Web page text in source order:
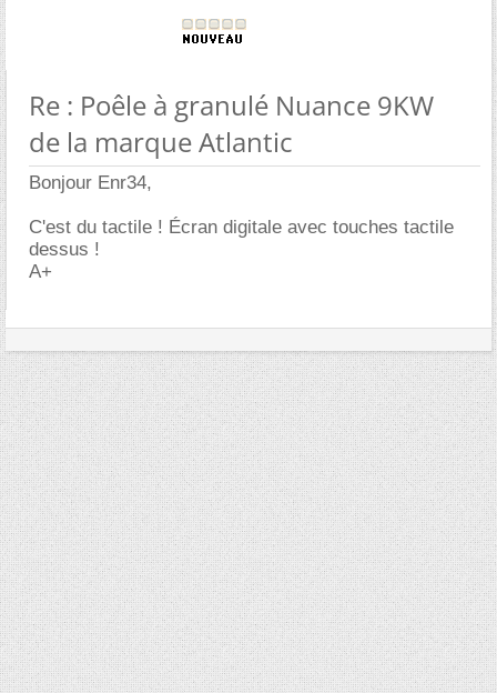
Re : Poêle à granulé Nuance 9KW
de la marque Atlantic
Bonjour Enr34,
C'est du tactile ! Écran digitale avec touches tactile
dessus !
A+